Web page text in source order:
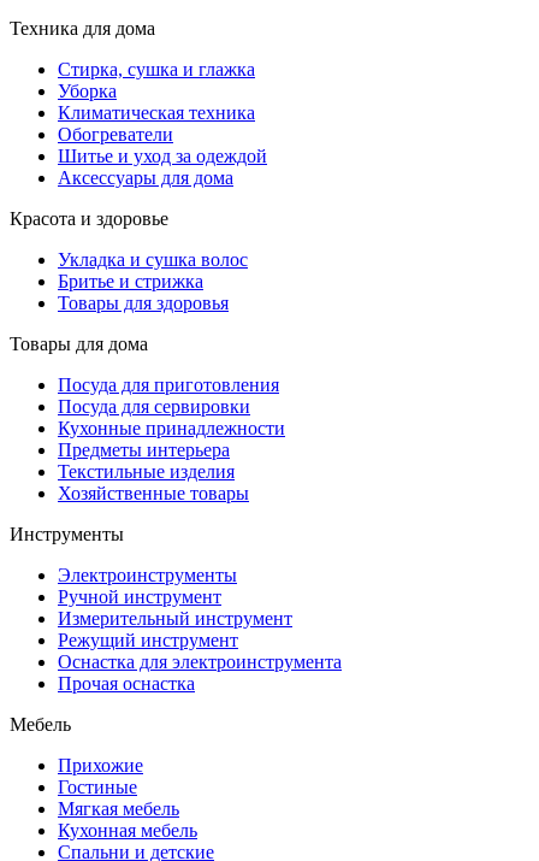
Техника для дома
Стирка, сушка и глажка
Уборка
Климатическая техника
Обогреватели
Шитье и уход за одеждой
Аксессуары для дома
Красота и здоровье
Укладка и сушка волос
Бритье и стрижка
Товары для здоровья
Товары для дома
Посуда для приготовления
Посуда для сервировки
Кухонные принадлежности
Предметы интерьера
Текстильные изделия
Хозяйственные товары
Инструменты
Электроинструменты
Ручной инструмент
Измерительный инструмент
Режущий инструмент
Оснастка для электроинструмента
Прочая оснастка
Мебель
Прихожие
Гостиные
Мягкая мебель
Кухонная мебель
Спальни и детские